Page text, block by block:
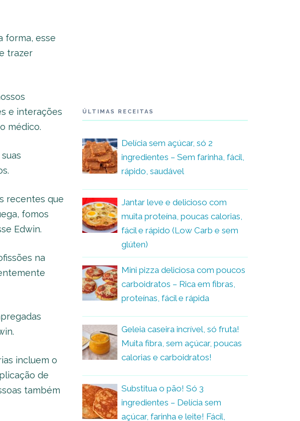
forma, esse
trazer
e interações
médico.
recentes que
fomos
Edwin.
na
incluem o
de
também
ÚLTIMAS RECEITAS
Delícia sem açúcar, só 2
ingredientes – Sem farinha, fácil,
rápido, saudável
Jantar leve e delicioso com
muita proteína, poucas calorias,
fácil e rápido (Low Carb e sem
glúten)
Mini pizza deliciosa com poucos
carboidratos – Rica em fibras,
proteínas, fácil e rápida
Geleia caseira incrível, só fruta!
Muita fibra, sem açúcar, poucas
calorias e carboidratos!
Substitua o pão! Só 3
ingredientes – Delícia sem
açúcar, farinha e leite! Fácil,